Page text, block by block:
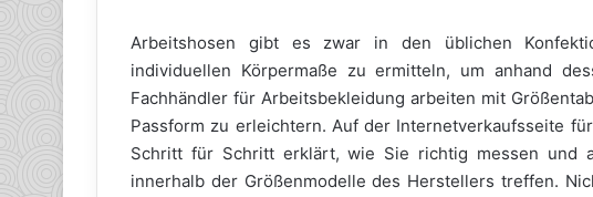
Arbeitshosen gibt es zwar in den üblichen
individuellen Körpermaße zu ermitteln, um anhand
Fachhändler für Arbeitsbekleidung arbeiten mit
Passform zu erleichtern. Auf der Internetverkaufsseite
Schritt für Schritt erklärt, wie Sie richtig messen und
innerhalb der Größenmodelle des Herstellers treffen.